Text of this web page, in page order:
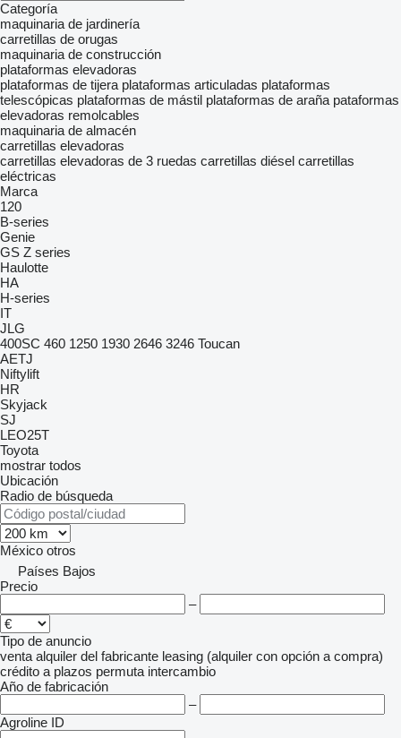
Categoría
maquinaria de jardinería
carretillas de orugas
maquinaria de construcción
plataformas elevadoras
plataformas de tijera plataformas articuladas plataformas
telescópicas plataformas de mástil plataformas de araña pataformas
elevadoras remolcables
maquinaria de almacén
carretillas elevadoras
carretillas elevadoras de 3 ruedas carretillas diésel carretillas
eléctricas
Marca
120
B-series
Genie
GS Z series
Haulotte
HA
H-series
IT
JLG
400SC 460 1250 1930 2646 3246 Toucan
AETJ
Niftylift
HR
Skyjack
SJ
LEO25T
Toyota
mostrar todos
Ubicación
Radio de búsqueda
México otros
Países Bajos
Precio
–
Tipo de anuncio
venta alquiler del fabricante leasing (alquiler con opción a compra)
crédito a plazos permuta intercambio
Año de fabricación
–
Agroline ID